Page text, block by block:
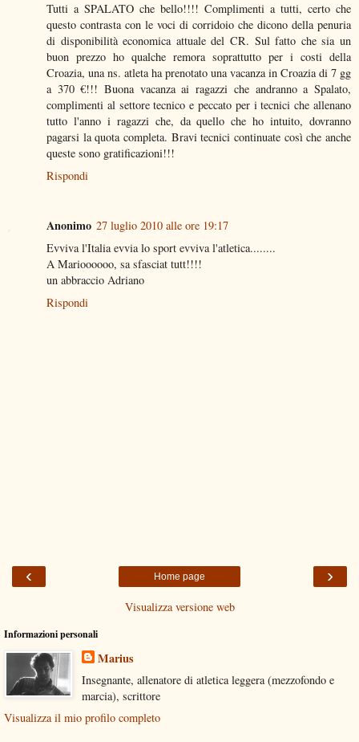
Tutti a SPALATO che bello!!!! Complimenti a tutti, certo che
questo contrasta con le voci di corridoio che dicono della penuria
di disponibilità economica attuale del CR. Sul fatto che sia un
buon prezzo ho qualche remora soprattutto per i costi della
Croazia, una ns. atleta ha prenotato una vacanza in Croazia di 7 gg
a 370 €!!! Buona vacanza ai ragazzi che andranno a Spalato,
complimenti al settore tecnico e peccato per i tecnici che allenano
tutto l'anno i ragazzi che, da quello che ho intuito, dovranno
pagarsi la quota completa. Bravi tecnici continuate così che anche
queste sono gratificazioni!!!
Rispondi
Anonimo 27 luglio 2010 alle ore 19:17
Evviva l'Italia evvia lo sport evviva l'atletica........
A Marioooooo, sa sfasciat tutt!!!!
un abbraccio Adriano
Rispondi
‹ ›
Home page
Visualizza versione web
Informazioni personali
Marius
Insegnante, allenatore di atletica leggera (mezzofondo e
marcia), scrittore
Visualizza il mio profilo completo